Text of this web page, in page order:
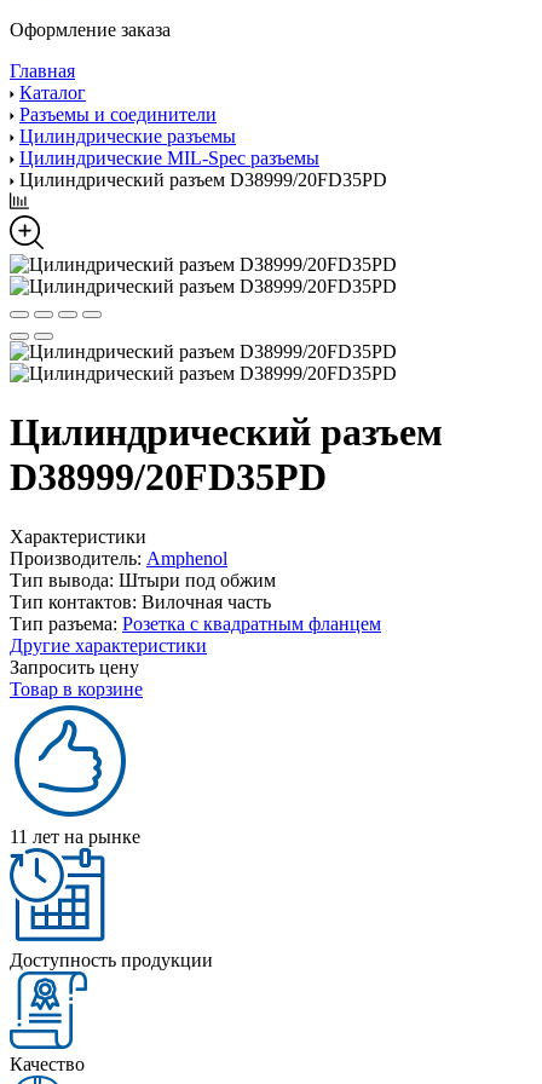
Оформление заказа
Главная
Каталог
Разъемы и соединители
Цилиндрические разъемы
Цилиндрические MIL-Spec разъемы
Цилиндрический разъем D38999/20FD35PD
Цилиндрический разъем
D38999/20FD35PD
Характеристики
Производитель: Amphenol
Тип вывода: Штыри под обжим
Тип контактов: Вилочная часть
Тип разъема: Розетка с квадратным фланцем
Другие характеристики
Запросить цену
Товар в корзине
11 лет на рынке
Доступность продукции
Качество